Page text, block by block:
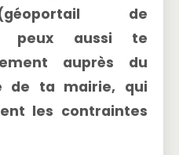
de
peux aussi te
auprès du
de ta mairie, qui
les contraintes